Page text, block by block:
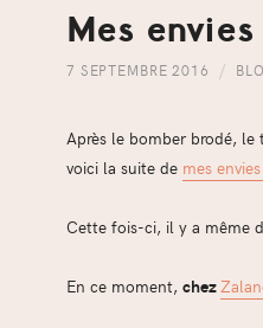
Mes
7 SEPTEMBRE 2016
Après le bomber brodé,
voici la suite de mes
Cette fois-ci, il y a même
En ce moment, chez